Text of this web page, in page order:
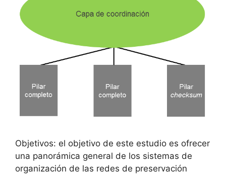
Objetivos: el objetivo de este estudio es ofrecer
una panorámica general de los sistemas de
organización de las redes de preservación